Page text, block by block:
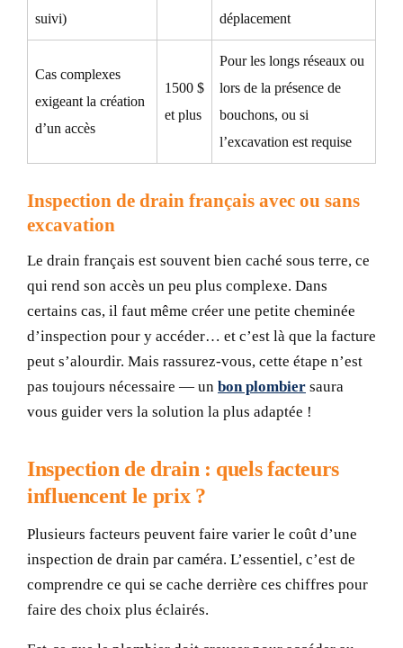
suivi)
déplacement
Cas complexes
exigeant la création
d’un accès
1500 $
et plus
Pour les longs réseaux ou
lors de la présence de
bouchons, ou si
l’excavation est requise
Inspection de drain français avec ou sans
excavation
Le drain français est souvent bien caché sous terre, ce
qui rend son accès un peu plus complexe. Dans
certains cas, il faut même créer une petite cheminée
d’inspection pour y accéder… et c’est là que la facture
peut s’alourdir. Mais rassurez-vous, cette étape n’est
pas toujours nécessaire — un bon plombier saura
vous guider vers la solution la plus adaptée !
Inspection de drain : quels facteurs
influencent le prix ?
Plusieurs facteurs peuvent faire varier le coût d’une
inspection de drain par caméra. L’essentiel, c’est de
comprendre ce qui se cache derrière ces chiffres pour
faire des choix plus éclairés.